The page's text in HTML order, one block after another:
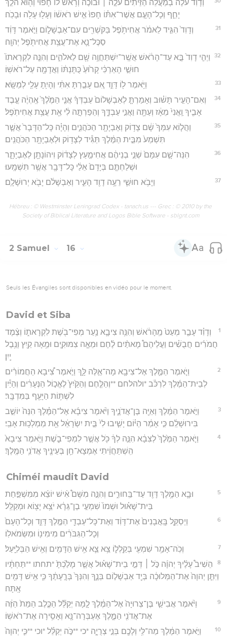
וְדָוִ֡ד עֹלֶה֩ בְמַעֲלֵ֨ה הַזֵּיתִ֜ים עֹלֶ֣ה ׀ וּבוֹכֶ֗ה וְרֹ֥אשׁ לוֹ֙ חָפ֔וּי וְה֖וּא הֹלֵ֣ךְ
יָחֵ֑ף וְכָל־הָעָ֣ם אֲשֶׁר־אִתּ֗וֹ חָפוּ֙ אִ֣ישׁ רֹאשׁ֔וֹ וְעָל֥וּ עָלֹ֖ה וּבָכֹֽה׃
31
וְדָוִד֙ הִגִּ֣יד לֵאמֹ֔ר אֲחִיתֹ֥פֶל בַּקֹּשְׁרִ֖ים עִם־אַבְשָׁל֑וֹם וַיֹּ֣אמֶר דָּוִ֔ד
סַכֶּל־נָ֛א אֶת־עֲצַ֥ת אֲחִיתֹ֖פֶל יְהוָֽה׃
32
וַיְהִ֤י דָוִד֙ בָּ֣א עַד־הָרֹ֔אשׁ אֲשֶֽׁר־יִשְׁתַּחֲוֶ֥ה שָׁ֖ם לֵאלֹהִ֑ים וְהִנֵּ֤ה לִקְרָאתוֹ֙
חוּשַׁ֣י הָאַרְכִּ֔י קָר֙וּעַ֙ כֻּתָּנְתּ֔וֹ וַאֲדָמָ֖ה עַל־רֹאשֽׁוֹ׃
33 וַיֹּ֥אמֶר ל֖וֹ דָּוִ֑ד אִ֚ם עָבַ֣רְתָּ אִתִּ֔י וְהָיִ֥תָ עָלַ֖י לְמַשָּֽׂא׃
34
וְאִם־הָעִ֣יר תָּשׁ֗וּב וְאָמַרְתָּ֤ לְאַבְשָׁלוֹם֙ עַבְדְּךָ֨ אֲנִ֤י הַמֶּ֙לֶךְ֙ אֶֽהְיֶ֔ה עֶ֣בֶד
אָבִ֤יךָ וַֽאֲנִי֙ מֵאָ֔ז וְעַתָּ֖ה וַאֲנִ֣י עַבְדֶּ֑ךָ וְהֵפַרְתָּ֣ה לִ֔י אֵ֖ת עֲצַ֥ת אֲחִיתֹֽפֶל׃
35
וַהֲל֤וֹא עִמְּךָ֙ שָׁ֔ם צָד֥וֹק וְאֶבְיָתָ֖ר הַכֹּהֲנִ֑ים וְהָיָ֗ה כָּל־הַדָּבָר֙ אֲשֶׁ֤ר
תִּשְׁמַע֙ מִבֵּ֣ית הַמֶּ֔לֶךְ תַּגִּ֕יד לְצָד֥וֹק וּלְאֶבְיָתָ֖ר הַכֹּהֲנִֽים׃
36
הִנֵּה־שָׁ֤ם עִמָּם֙ שְׁנֵ֣י בְנֵיהֶ֔ם אֲחִימַ֣עַץ לְצָד֔וֹק וִיהוֹנָתָ֖ן לְאֶבְיָתָ֑ר
וּשְׁלַחְתֶּ֤ם בְּיָדָם֙ אֵלַ֔י כָּל־דָּבָ֖ר אֲשֶׁ֥ר תִּשְׁמָֽעוּ׃
37 וַיָּבֹ֥א חוּשַׁ֛י רֵעֶ֥ה דָוִ֖ד הָעִ֑יר וְאַבְשָׁלֹ֔ם יָבֹ֖א יְרוּשָׁלִָֽם׃
Hébreu : © Westminster Leningrad Codex - tanach.us --- Grec : © 2010 by the
Society of Biblical Literature and Logos Bible Software - sblgnt.com
2 Samuel 16
Seuls les Évangiles sont disponibles en vidéo pour le moment.
David et Siba
1
וְדָוִ֗ד עָבַ֤ר מְעַט֙ מֵֽהָרֹ֔אשׁ וְהִנֵּ֥ה צִיבָ֛א נַ֥עַר מְפִי־בֹ֖שֶׁת לִקְרָאת֑וֹ וְצֶ֨מֶד
חֲמֹרִ֜ים חֲבֻשִׁ֗ים וַעֲלֵיהֶם֩ מָאתַ֨יִם לֶ֜חֶם וּמֵאָ֧ה צִמּוּקִ֛ים וּמֵ֥אָה קַ֖יִץ וְנֵ֥בֶל
יָֽיִן׃
2
וַיֹּ֧אמֶר הַמֶּ֛לֶךְ אֶל־צִיבָ֖א מָה־אֵ֣לֶּה לָּ֑ךְ וַיֹּ֣אמֶר צִ֠יבָא הַחֲמוֹרִ֨ים
לְבֵית־הַמֶּ֜לֶךְ לִרְכֹּ֗ב *ולהלחם **וְהַלֶּ֤חֶם וְהַקַּ֙יִץ֙ לֶאֱכ֣וֹל הַנְּעָרִ֔ים וְהַיַּ֕יִן
לִשְׁתּ֥וֹת הַיָּעֵ֖ף בַּמִּדְבָּֽר׃
3
וַיֹּ֣אמֶר הַמֶּ֔לֶךְ וְאַיֵּ֖ה בֶּן־אֲדֹנֶ֑יךָ וַיֹּ֨אמֶר צִיבָ֜א אֶל־הַמֶּ֗לֶךְ הִנֵּה֙ יוֹשֵׁ֣ב
בִּירוּשָׁלִַ֔ם כִּ֣י אָמַ֔ר הַיּ֗וֹם יָשִׁ֤יבוּ לִי֙ בֵּ֣ית יִשְׂרָאֵ֔ל אֵ֖ת מַמְלְכ֥וּת אָבִֽי׃
4
וַיֹּ֤אמֶר הַמֶּ֙לֶךְ֙ לְצִבָ֔א הִנֵּ֣ה לְךָ֔ כֹּ֖ל אֲשֶׁ֣ר לִמְפִי־בֹ֑שֶׁת וַיֹּ֤אמֶר צִיבָא֙
הִֽשְׁתַּחֲוֵ֔יתִי אֶמְצָא־חֵ֥ן בְּעֵינֶ֖יךָ אֲדֹנִ֥י הַמֶּֽלֶךְ׃
Chiméi maudit David
5
וּבָ֛א הַמֶּ֥לֶךְ דָּוִ֖ד עַד־בַּֽחוּרִ֑ים וְהִנֵּ֣ה מִשָּׁם֩ אִ֨ישׁ יוֹצֵ֜א מִמִּשְׁפַּ֣חַת
בֵּית־שָׁא֗וּל וּשְׁמוֹ֙ שִׁמְעִ֣י בֶן־גֵּרָ֔א יֹצֵ֥א יָצ֖וֹא וּמְקַלֵּֽל׃
6
וַיְסַקֵּ֤ל בָּֽאֲבָנִים֙ אֶת־דָּוִ֔ד וְאֶת־כָּל־עַבְדֵ֖י הַמֶּ֣לֶךְ דָּוִ֑ד וְכָל־הָעָם֙
וְכָל־הַגִּבֹּרִ֔ים מִימִינ֖וֹ וּמִשְּׂמֹאלֽוֹ׃
7 וְכֹֽה־אָמַ֥ר שִׁמְעִ֖י בְּקַֽלְל֑וֹ צֵ֥א צֵ֛א אִ֥ישׁ הַדָּמִ֖ים וְאִ֥ישׁ הַבְּלִיָּֽעַל׃
8
הֵשִׁיב֩ עָלֶ֨יךָ יְהוָ֜ה כֹּ֣ל ׀ דְּמֵ֣י בֵית־שָׁא֗וּל אֲשֶׁ֤ר מָלַ֙כְתָּ֙ *תחתו **תַּחְתָּ֔יו
וַיִּתֵּ֤ן יְהוָה֙ אֶת־הַמְּלוּכָ֔ה בְּיַ֖ד אַבְשָׁל֣וֹם בְּנֶ֑ךָ וְהִנְּךָ֙ בְּרָ֣עָתֶ֔ךָ כִּ֛י אִ֥ישׁ דָּמִ֖ים
אָֽתָּה׃
9
וַיֹּ֨אמֶר אֲבִישַׁ֤י בֶּן־צְרוּיָה֙ אֶל־הַמֶּ֔לֶךְ לָ֣מָּה יְקַלֵּ֞ל הַכֶּ֤לֶב הַמֵּת֙ הַזֶּ֔ה
אֶת־אֲדֹנִ֖י הַמֶּ֑לֶךְ אֶעְבְּרָה־נָּ֖א וְאָסִ֥ירָה אֶת־רֹאשֽׁוֹ׃
10
וַיֹּ֣אמֶר הַמֶּ֔לֶךְ מַה־לִּ֥י וְלָכֶ֖ם בְּנֵ֣י צְרֻיָ֑ה *כי **כֹּ֣ה יְקַלֵּ֗ל *וכי **כִּ֤י יְהוָה֙